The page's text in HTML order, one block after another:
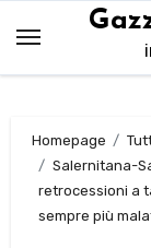
contenuto
Homepage
Salernitana-
retrocessioni a
sempre più